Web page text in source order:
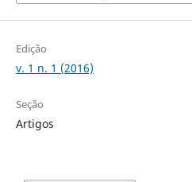
Edição
v. 1 n. 1 (2016)
Seção
Artigos